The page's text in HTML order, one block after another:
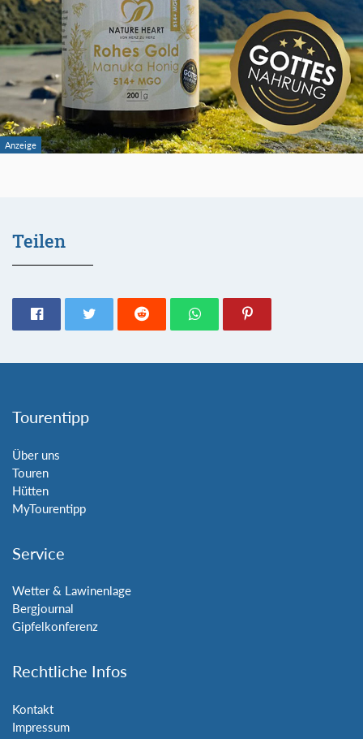
Teilen
Tourentipp
Über uns
Touren
Hütten
MyTourentipp
Service
Wetter & Lawinenlage
Bergjournal
Gipfelkonferenz
Rechtliche Infos
Kontakt
Impressum